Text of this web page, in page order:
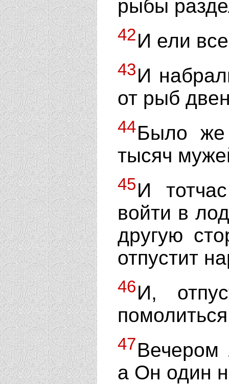
рыбы
42И ели
43И
от рыб
44Было же
тысяч
45И
войти в
другую
отпустит
46И,
47Вечером
а Он один